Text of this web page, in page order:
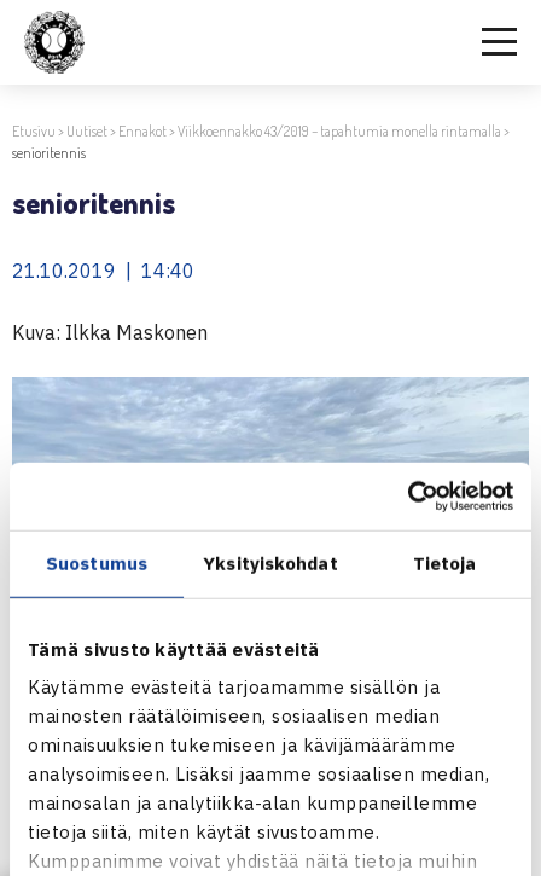
Suostumus Yksityiskohdat Tietoja
Tämä sivusto käyttää evästeitä
Käytämme evästeitä tarjoamamme sisällön ja
mainosten räätälöimiseen, sosiaalisen median
ominaisuuksien tukemiseen ja kävijämäärämme
analysoimiseen. Lisäksi jaamme sosiaalisen median,
mainosalan ja analytiikka-alan kumppaneillemme
tietoja siitä, miten käytät sivustoamme.
Kumppanimme voivat yhdistää näitä tietoja muihin
Etusivu > Uutiset> Ennakot>Viikkoennakko 43/2019 – tapahtumia monella rintamalla >
senioritennis
senioritennis
21.10.2019 | 14:40
Kuva: Ilkka Maskonen
Jaa: